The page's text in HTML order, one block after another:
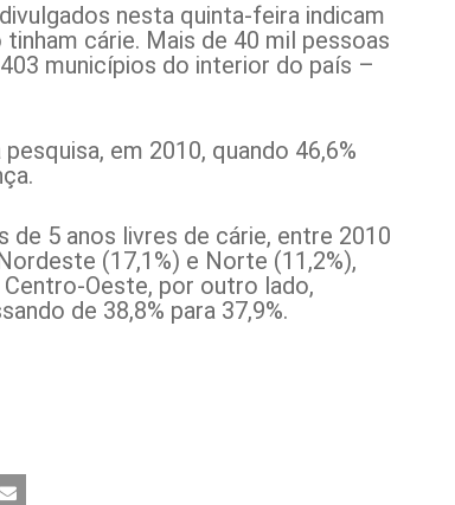
nesta quinta-feira indicam
cárie. Mais de 40 mil pessoas
municípios do interior do país –
em 2010, quando 46,6%
5 anos livres de cárie, entre 2010
(17,1%) e Norte (11,2%),
Oeste, por outro lado,
de 38,8% para 37,9%.